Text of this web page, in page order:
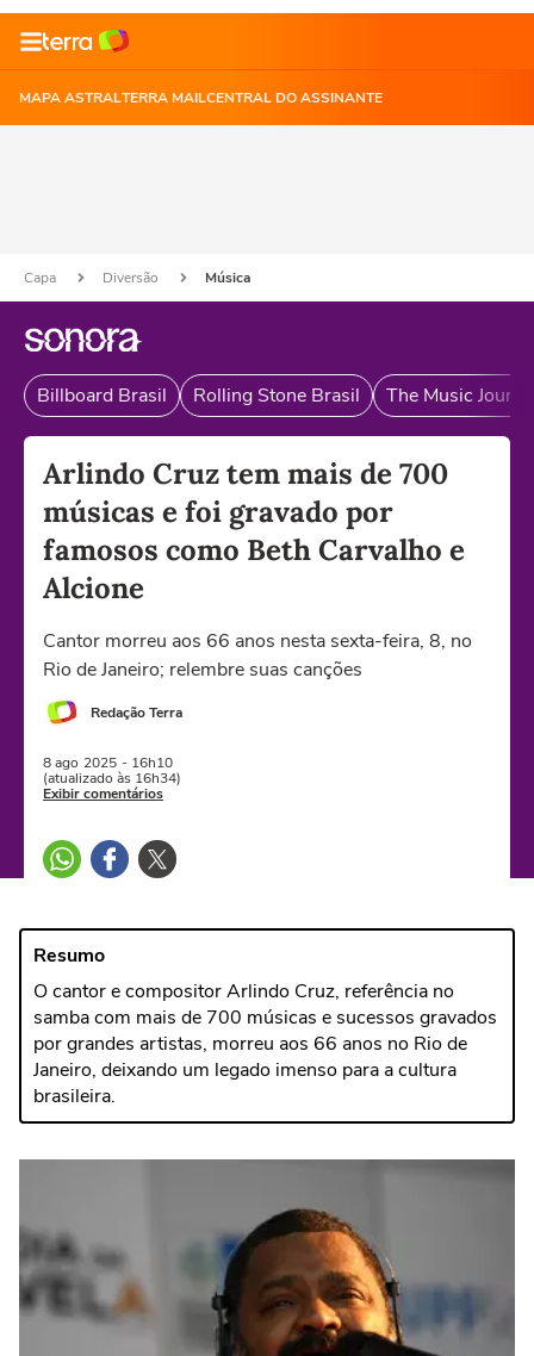
MAPA ASTRALTERRA MAILCENTRAL DO ASSINANTE
Capa Diversão Música
Billboard Brasil Rolling Stone Brasil The Music
Arlindo Cruz tem mais de 700
músicas e foi gravado por
famosos como Beth Carvalho e
Alcione
Cantor morreu aos 66 anos nesta sexta-feira, 8, no
Rio de Janeiro; relembre suas canções
Redação Terra
8 ago 2025 - 16h10
(atualizado às 16h34)
Exibir comentários
Resumo
O cantor e compositor Arlindo Cruz, referência no
samba com mais de 700 músicas e sucessos gravados
por grandes artistas, morreu aos 66 anos no Rio de
Janeiro, deixando um legado imenso para a cultura
brasileira.